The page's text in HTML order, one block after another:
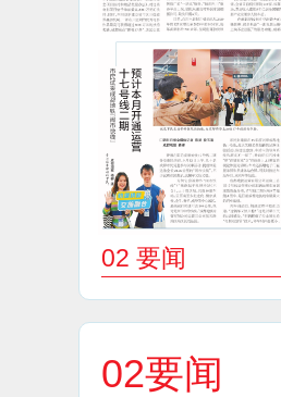
02 要闻
02要闻